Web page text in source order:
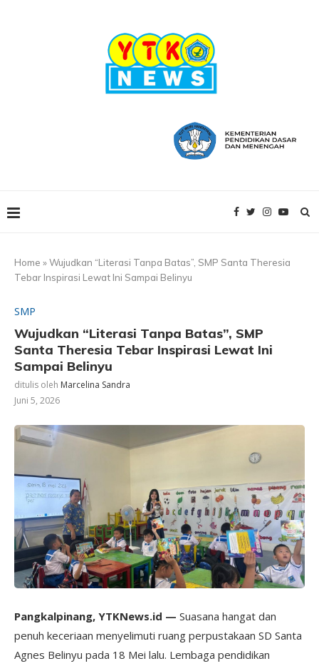
Home »Wujudkan “Literasi Tanpa Batas”, SMP Santa Theresia
Tebar Inspirasi Lewat Ini Sampai Belinyu
SMP
Wujudkan “Literasi Tanpa Batas”, SMP
Santa Theresia Tebar Inspirasi Lewat Ini
Sampai Belinyu
ditulis oleh Marcelina Sandra
Juni 5, 2026
Pangkalpinang, YTKNews.id — Suasana hangat dan
penuh keceriaan menyelimuti ruang perpustakaan SD Santa
Agnes Belinyu pada 18 Mei lalu. Lembaga pendidikan